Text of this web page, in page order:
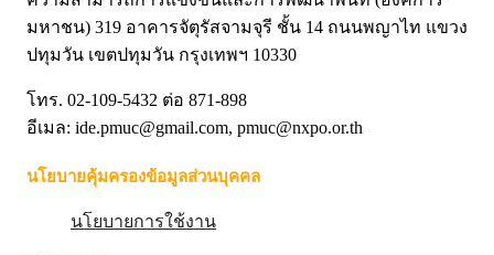
มหาชน) 319 อาคารจัตุรัสจามจุรี ชั้น 14 ถนนพญาไท แขวง
ปทุมวัน เขตปทุมวัน กรุงเทพฯ 10330
โทร. 02-109-5432 ต่อ 871-898
อีเมล: ide.pmuc@gmail.com, pmuc@nxpo.or.th
นโยบายคุ้มครองข้อมูลส่วนบุคคล
นโยบายการใช้งาน